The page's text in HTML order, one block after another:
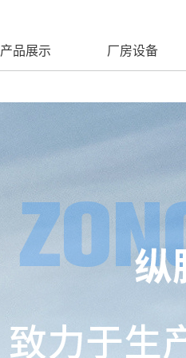
产品展示 厂房设备